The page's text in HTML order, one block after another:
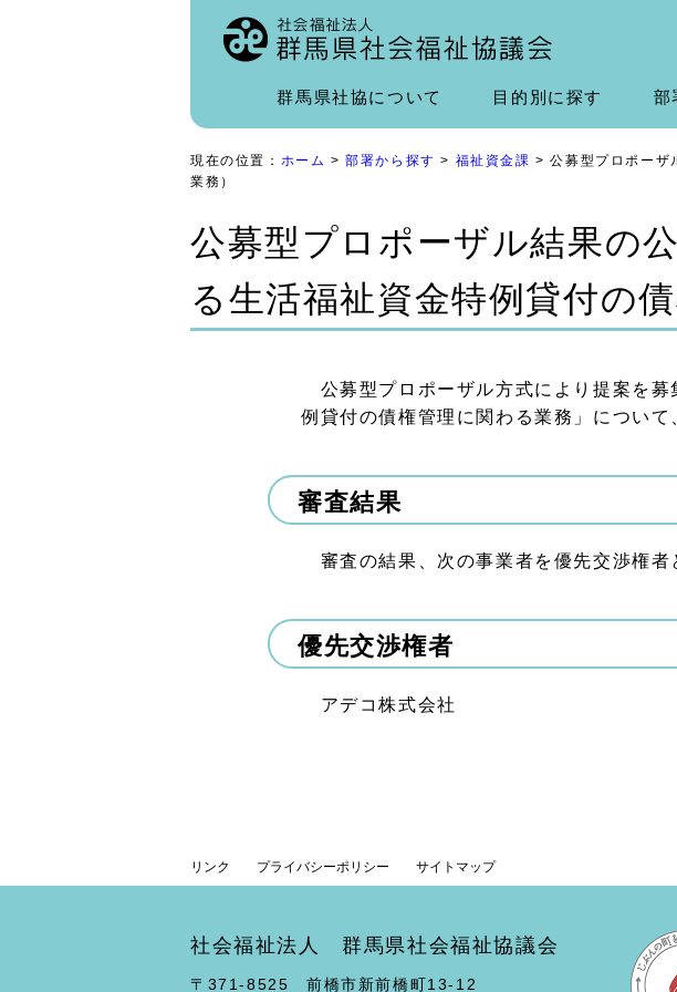
群馬県社協について 目的別に探す 部
現在の位置： ホーム >部署から探す > 福祉資金課 > 公募型プロポーザ
業務）
公募型プロポーザル結果の
る生活福祉資金特例貸付の
公募型プロポーザル方式により提案を募
例貸付の債権管理に関わる業務」につい
審査結果
審査の結果、次の事業者を優先交渉権者
優先交渉権者
アデコ株式会社
リンク プライバシーポリシー サイトマップ
社会福祉法人 群馬県社会福祉協議会
〒371-8525 前橋市新前橋町13-12